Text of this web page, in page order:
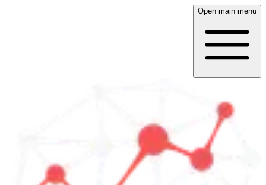
Open main menu